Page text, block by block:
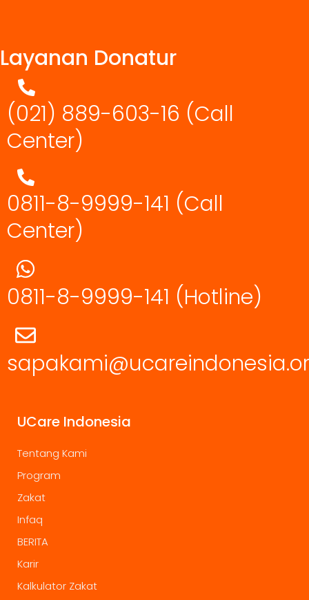
Layanan Donatur
(021) 889-603-16 (Call
Center)
0811-8-9999-141 (Call
Center)
0811-8-9999-141 (Hotline)
UCare Indonesia
Tentang Kami
Program
Zakat
Infaq
BERITA
Karir
Kalkulator Zakat